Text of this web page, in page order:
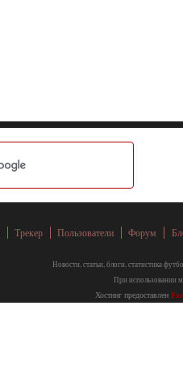
Трекер Пользователи Форум
Новости, статьи, блоги, статистика
При использовании
Хостинг предоставлен